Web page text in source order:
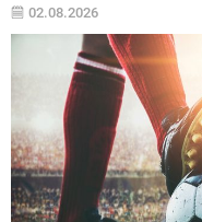
forvet için Borussia
bedelinin 30...
02.08.2026